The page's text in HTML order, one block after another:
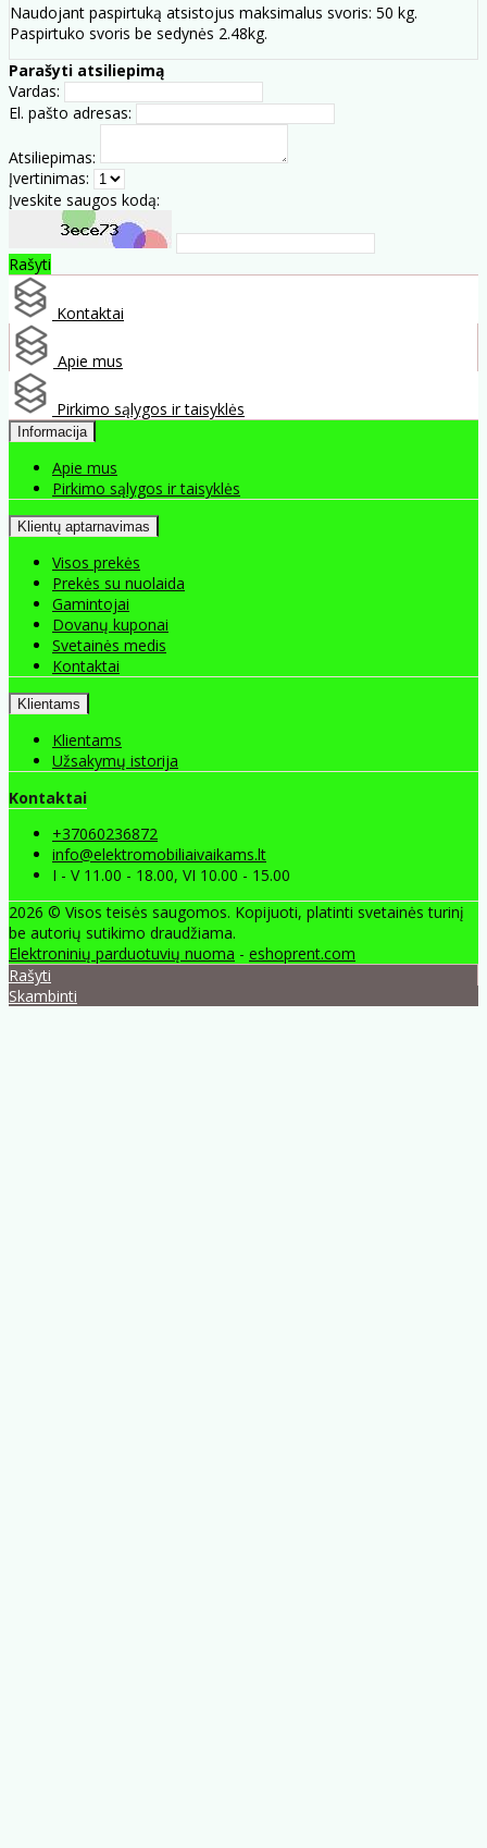
Naudojant paspirtuką atsistojus maksimalus svoris: 50 kg.
Paspirtuko svoris be sedynės 2.48kg.
Parašyti atsiliepimą
Vardas:
El. pašto adresas:
Atsiliepimas:
Įvertinimas:
Įveskite saugos kodą:
Rašyti
Kontaktai
Apie mus
Pirkimo sąlygos ir taisyklės
Informacija
Apie mus
Pirkimo sąlygos ir taisyklės
Klientų aptarnavimas
Visos prekės
Prekės su nuolaida
Gamintojai
Dovanų kuponai
Svetainės medis
Kontaktai
Klientams
Klientams
Užsakymų istorija
Kontaktai
+37060236872
info@elektromobiliaivaikams.lt
I - V 11.00 - 18.00, VI 10.00 - 15.00
2026 © Visos teisės saugomos. Kopijuoti, platinti svetainės turinį
be autorių sutikimo draudžiama.
Elektroninių parduotuvių nuoma - eshoprent.com
Rašyti
Skambinti